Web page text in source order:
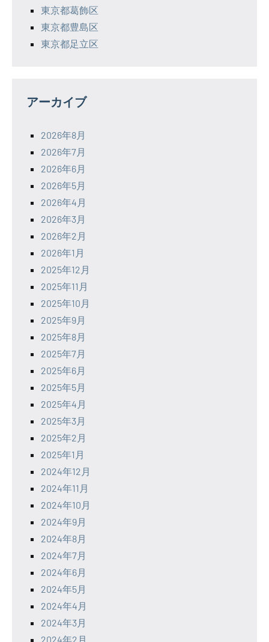
東京都葛飾区
東京都豊島区
東京都足立区
アーカイブ
2026年8月
2026年7月
2026年6月
2026年5月
2026年4月
2026年3月
2026年2月
2026年1月
2025年12月
2025年11月
2025年10月
2025年9月
2025年8月
2025年7月
2025年6月
2025年5月
2025年4月
2025年3月
2025年2月
2025年1月
2024年12月
2024年11月
2024年10月
2024年9月
2024年8月
2024年7月
2024年6月
2024年5月
2024年4月
2024年3月
2024年2月